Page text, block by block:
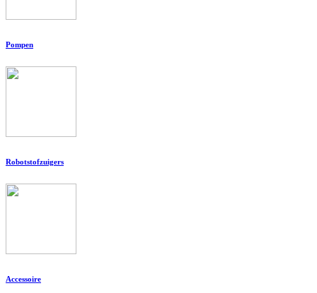
Pompen
Robotstofzuigers
Accessoire